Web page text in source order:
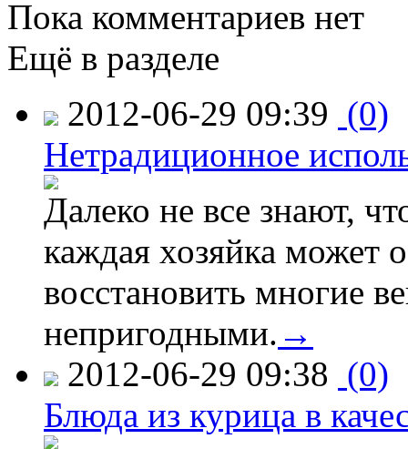
Пока комментариев нет
Ещё в разделе
2012-06-29 09:39 (0)
Нетрадиционное
Далеко не все знают,
каждая хозяйка может
восстановить многие
непригодными. →
2012-06-29 09:38 (0)
Блюда из курица в